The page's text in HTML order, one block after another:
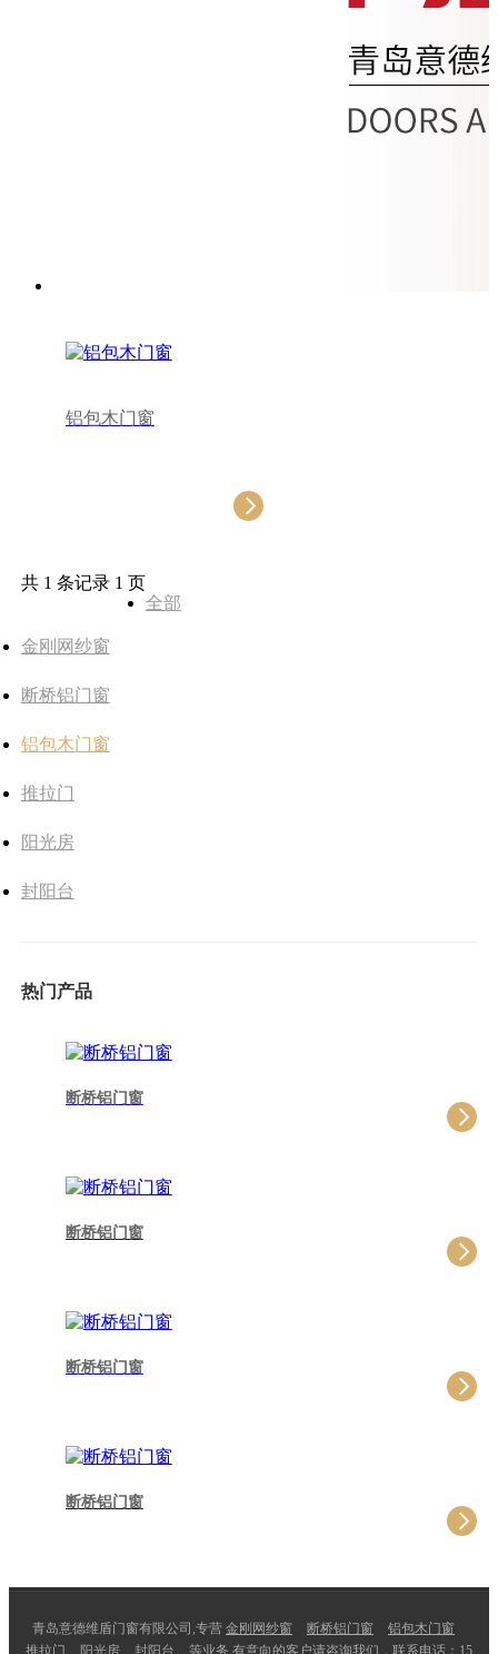
铝包木门窗
共 1 条记录 1 页
全部
金刚网纱窗
断桥铝门窗
铝包木门窗
推拉门
阳光房
封阳台
热门产品
断桥铝门窗
断桥铝门窗
断桥铝门窗
断桥铝门窗
青岛意德维盾门窗有限公司,专营 金刚网纱窗 断桥铝门窗
铝包木门窗
推拉门
阳光房 封阳台 等业务,有意向的客户请咨询我们，联系电话： 15